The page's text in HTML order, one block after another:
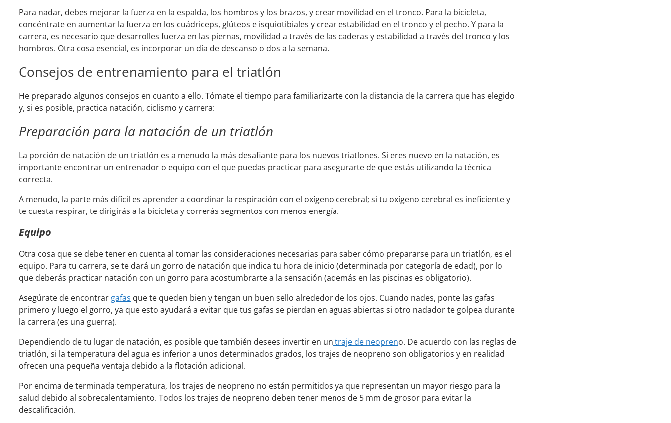
Para nadar, debes mejorar la fuerza en la espalda, los hombros y los brazos, y crear movilidad en el tronco. Para la bicicleta,
concéntrate en aumentar la fuerza en los cuádriceps, glúteos e isquiotibiales y crear estabilidad en el tronco y el pecho. Y para la
carrera, es necesario que desarrolles fuerza en las piernas, movilidad a través de las caderas y estabilidad a través del tronco y los
hombros. Otra cosa esencial, es incorporar un día de descanso o dos a la semana.
Consejos de entrenamiento para el triatlón
He preparado algunos consejos en cuanto a ello. Tómate el tiempo para familiarizarte con la distancia de la carrera que has elegido
y, si es posible, practica natación, ciclismo y carrera:
Preparación para la natación de un triatlón
La porción de natación de un triatlón es a menudo la más desafiante para los nuevos triatlones. Si eres nuevo en la natación, es
importante encontrar un entrenador o equipo con el que puedas practicar para asegurarte de que estás utilizando la técnica
correcta.
A menudo, la parte más difícil es aprender a coordinar la respiración con el oxígeno cerebral; si tu oxígeno cerebral es ineficiente y
te cuesta respirar, te dirigirás a la bicicleta y correrás segmentos con menos energía.
Equipo
Otra cosa que se debe tener en cuenta al tomar las consideraciones necesarias para saber cómo prepararse para un triatlón, es el
equipo. Para tu carrera, se te dará un gorro de natación que indica tu hora de inicio (determinada por categoría de edad), por lo
que deberás practicar natación con un gorro para acostumbrarte a la sensación (además en las piscinas es obligatorio).
Asegúrate de encontrar gafas que te queden bien y tengan un buen sello alrededor de los ojos. Cuando nades, ponte las gafas
primero y luego el gorro, ya que esto ayudará a evitar que tus gafas se pierdan en aguas abiertas si otro nadador te golpea durante
la carrera (es una guerra).
Dependiendo de tu lugar de natación, es posible que también desees invertir en un traje de neopreno. De acuerdo con las reglas de
triatlón, si la temperatura del agua es inferior a unos determinados grados, los trajes de neopreno son obligatorios y en realidad
ofrecen una pequeña ventaja debido a la flotación adicional.
Por encima de terminada temperatura, los trajes de neopreno no están permitidos ya que representan un mayor riesgo para la
salud debido al sobrecalentamiento. Todos los trajes de neopreno deben tener menos de 5 mm de grosor para evitar la
descalificación.